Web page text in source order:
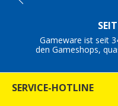
Gameware ist seit
den Gameshops,
SERVICE-HOTLINE